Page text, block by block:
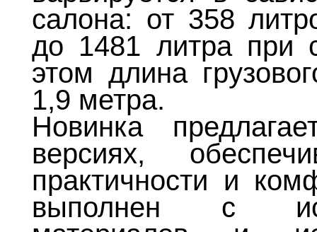
салона: от 358
до 1481 литра при
этом длина
1,9 метра.
Новинка
версиях,
практичности и
выполнен с